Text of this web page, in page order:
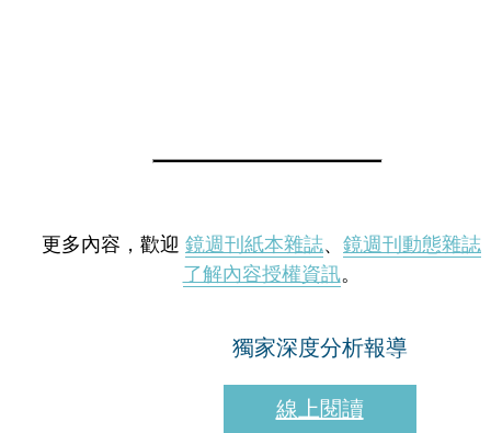
更多內容，歡迎 鏡週刊紙本雜誌、 鏡週刊動態雜誌
了解內容授權資訊。
獨家深度分析報導
線上閱讀